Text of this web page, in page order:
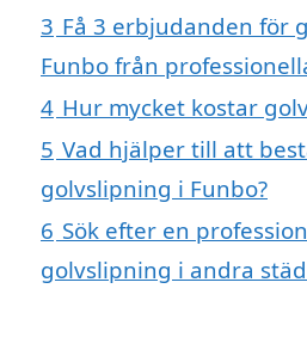
3 Få 3 erbjudanden för
Funbo från
4 Hur mycket kostar
5 Vad hjälper till att
golvslipning i Funbo?
6 Sök efter en
golvslipning i andra